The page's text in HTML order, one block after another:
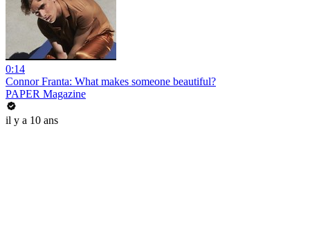
0:14
Connor Franta: What makes someone beautiful?
PAPER Magazine
il y a 10 ans